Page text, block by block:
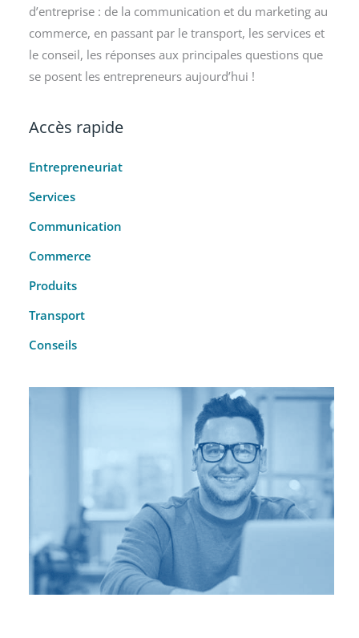
d’entreprise : de la communication et du marketing au
commerce, en passant par le transport, les services et
le conseil, les réponses aux principales questions que
se posent les entrepreneurs aujourd’hui !
Accès rapide
Entrepreneuriat
Services
Communication
Commerce
Produits
Transport
Conseils